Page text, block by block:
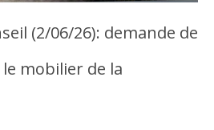
(2/06/26): demande de
mobilier de la